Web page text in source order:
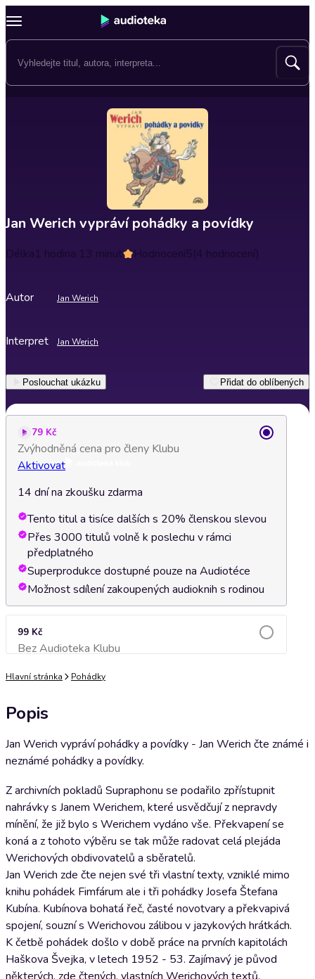
Jan Werich vypráví pohádky a povídky
Délka1 hodina 13 minut Hodnocení5(4 hodnocení)
Autor Jan Werich
Interpret Jan Werich
Poslouchat ukázku Přidat do oblíbených
79 Kč
Zvýhodněná cena pro členy Klubu
Aktivovat
14 dní na zkoušku zdarma
Tento titul a tisíce dalších s 20% členskou slevou
Přes 3000 titulů volně k poslechu v rámci
předplatného
Superprodukce dostupné pouze na Audiotéce
Možnost sdílení zakoupených audioknih s rodinou
99 Kč
Bez Audioteka KlubuPřidat do košíku
Hlavní stránka Pohádky
Popis
Jan Werich vypráví pohádky a povídky - Jan Werich čte známé i
neznámé pohádky a povídky.
Z archivních pokladů Supraphonu se podařilo zpřístupnit
nahrávky s Janem Werichem, které usvědčují z nepravdy
mínění, že již bylo s Werichem vydáno vše. Překvapení se
koná a z tohoto výběru se tak může radovat celá plejáda
Werichových obdivovatelů a sběratelů.
Jan Werich zde čte nejen své tři vlastní texty, vzniklé mimo
knihu pohádek Fimfárum ale i tři pohádky Josefa Štefana
Kubína. Kubínova bohatá řeč, časté novotvary a překvapivá
spojení, souzní s Werichovou zálibou v jazykových hrátkách.
K četbě pohádek došlo v době práce na prvních kapitolách
Haškova Švejka, v letech 1952 - 53. Zajímavý je původ